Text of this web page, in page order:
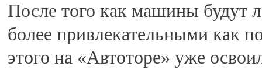
После того как машины будут
более привлекательными как
этого на «Автоторе» уже